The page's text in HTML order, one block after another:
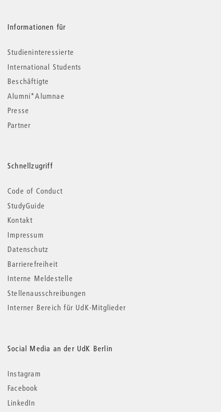
Informationen für
Studieninteressierte
International Students
Beschäftigte
Alumni*Alumnae
Presse
Partner
Schnellzugriff
Code of Conduct
StudyGuide
Kontakt
Impressum
Datenschutz
Barrierefreiheit
Interne Meldestelle
Stellenausschreibungen
Interner Bereich für UdK-Mitglieder
Social Media an der UdK Berlin
Instagram
Facebook
LinkedIn